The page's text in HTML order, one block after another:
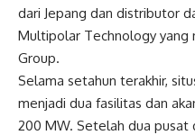
dari Jepang dan distributor
Multipolar Technology yang
Group.
Selama setahun terakhir,
menjadi dua fasilitas dan
200 MW. Setelah dua pusat